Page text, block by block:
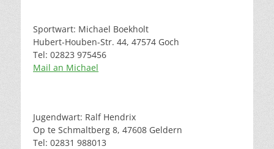
Sportwart: Michael Boekholt
Hubert-Houben-Str. 44, 47574 Goch
Tel: 02823 975456
Mail an Michael
Jugendwart: Ralf Hendrix
Op te Schmaltberg 8, 47608 Geldern
Tel: 02831 988013